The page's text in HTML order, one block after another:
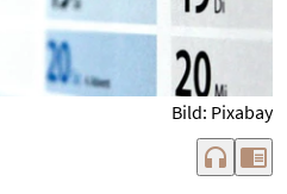
Bild: Pixabay
headphones chrome_reader_mode